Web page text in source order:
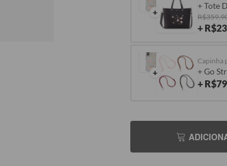
+
+ Tote
+
+
Capinha
+ Go
+